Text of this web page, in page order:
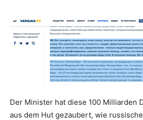
Der Minister hat diese 100 Milliarden
aus dem Hut gezaubert, wie